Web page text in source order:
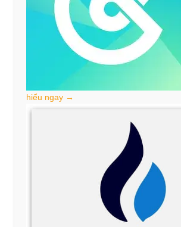
hiểu ngay →